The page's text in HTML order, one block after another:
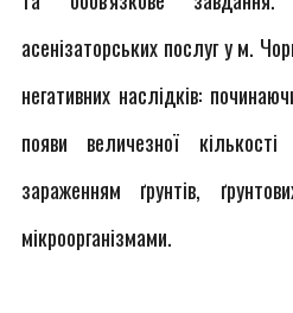
асенізаторських послуг у м.
негативних наслідків:
появи величезної
зараженням ґрунтів,
мікроорганізмами.